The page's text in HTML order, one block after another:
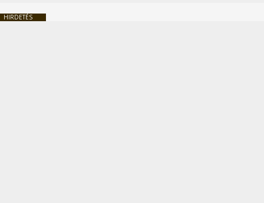
HIRDETÉS